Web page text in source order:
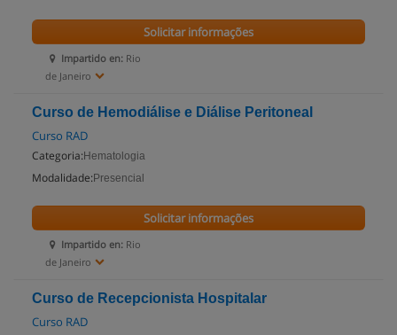
Impartido en: Rio
de Janeiro
Solicitar informações
Curso de Hemodiálise e Diálise Peritoneal
Curso RAD
Categoria: Hematologia
Modalidade: Presencial
Impartido en: Rio
de Janeiro
Solicitar informações
Curso de Recepcionista Hospitalar
Curso RAD